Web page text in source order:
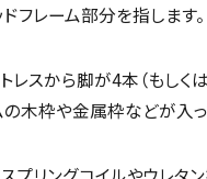
フレーム部分を指します。
レスから脚が4本（もしく
木枠や金属枠などが入っ